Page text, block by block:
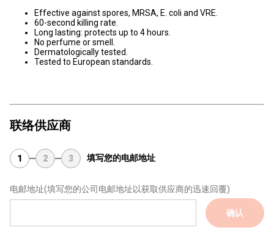
Effective against spores, MRSA, E. coli and VRE.
60-second killing rate.
Long lasting: protects up to 4 hours.
No perfume or smell.
Dermatologically tested.
Tested to European standards.
联络供应商
1 2 3 填写您的电邮地址
电邮地址(填写您的公司电邮地址以获取供应商的迅速回覆)
确认